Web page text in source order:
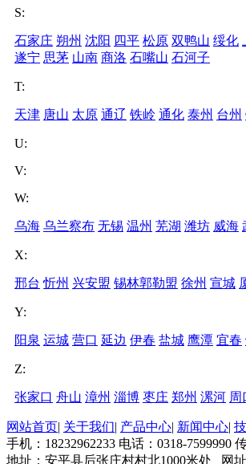
S:
石家庄 朔州 沈阳 四平 松原 双鸭山 绥化
遂宁 思茅 山南 商洛 石嘴山 石河子
T:
天津 唐山 太原 通辽 铁岭 通化 泰州 台州
U:
V:
W:
乌海 乌兰察布 无锡 温州 芜湖 潍坊 威海
X:
邢台 忻州 兴安盟 锡林郭勒盟 徐州 宣城
Y:
阳泉 运城 营口 延边 伊春 盐城 鹰潭 宜春
Z:
张家口 舟山 漳州 淄博 枣庄 郑州 漯河 周
网站首页| 关于我们| 产品中心| 新闻中心|
手机：18232962233 电话：0318-7599990
地址：安平县后张庄村村北1000米处 网址